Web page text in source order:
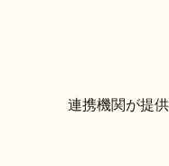
連携機関が提